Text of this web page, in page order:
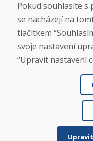
©
Pokud souhlasíte s
se nacházejí na
tlačítkem
svoje nastavení
“Upravit nastavení